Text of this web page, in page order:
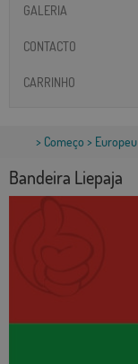
GALERIA
CONTACTO
CARRINHO
> Começo > Europeu
Bandeira Liepaja